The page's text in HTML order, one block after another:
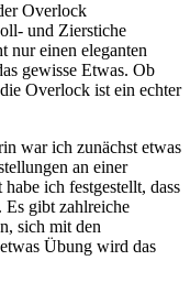
Overlock
und Zierstiche
nur einen eleganten
gewisse Etwas. Ob
Overlock ist ein echter
war ich zunächst etwas
an einer
ich festgestellt, dass
Es gibt zahlreiche
sich mit den
Übung wird das